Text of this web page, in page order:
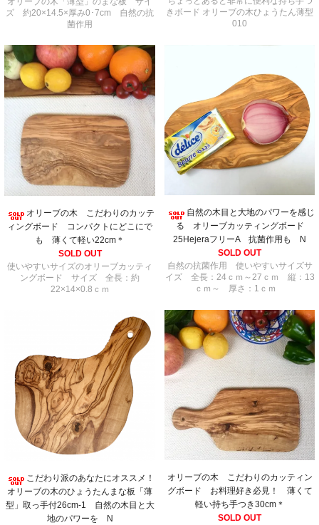
ズ 約20×14.5×厚み0･7cm 自然の抗
菌作用
きボード オリーブの木ひょうたん薄型
010
オリーブの木 こだわりのカッテ
ィングボード コンパクトにどこにで
も 薄くて軽い22cm＊
SOLD OUT
使いやすいサイズのオリーブカッティ
ングボード サイズ 全長：約
22×14×0.8ｃｍ
自然の木目と大地のパワーを感じ
る オリーブカッティングボード
25HejeraフリーA 抗菌作用も N
SOLD OUT
自然の抗菌作用 使いやすいサイズサ
イズ 全長：24ｃｍ～27ｃｍ 縦：13
ｃｍ～ 厚さ：1ｃｍ
こだわり派のあなたにオススメ！
オリーブの木のひょうたんまな板「薄
型」取っ手付26cm-1 自然の木目と大
地のパワーを N
オリーブの木 こだわりのカッティン
グボード お料理好き必見！ 薄くて
軽い持ち手つき30cm＊
SOLD OUT